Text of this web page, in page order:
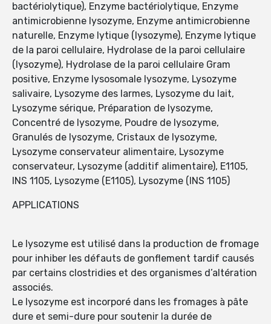
bactériolytique), Enzyme bactériolytique, Enzyme
antimicrobienne lysozyme, Enzyme antimicrobienne
naturelle, Enzyme lytique (lysozyme), Enzyme lytique
de la paroi cellulaire, Hydrolase de la paroi cellulaire
(lysozyme), Hydrolase de la paroi cellulaire Gram
positive, Enzyme lysosomale lysozyme, Lysozyme
salivaire, Lysozyme des larmes, Lysozyme du lait,
Lysozyme sérique, Préparation de lysozyme,
Concentré de lysozyme, Poudre de lysozyme,
Granulés de lysozyme, Cristaux de lysozyme,
Lysozyme conservateur alimentaire, Lysozyme
conservateur, Lysozyme (additif alimentaire), E1105,
INS 1105, Lysozyme (E1105), Lysozyme (INS 1105)
APPLICATIONS
Le lysozyme est utilisé dans la production de fromage
pour inhiber les défauts de gonflement tardif causés
par certains clostridies et des organismes d’altération
associés.
Le lysozyme est incorporé dans les fromages à pâte
dure et semi-dure pour soutenir la durée de